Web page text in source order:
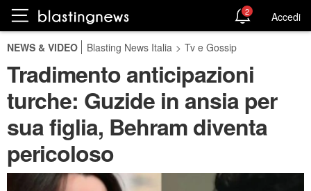
2 Accedi
NEWS & VIDEO Blasting News Italia > Tv e Gossip
Tradimento anticipazioni
turche: Guzide in ansia per
sua figlia, Behram diventa
pericoloso